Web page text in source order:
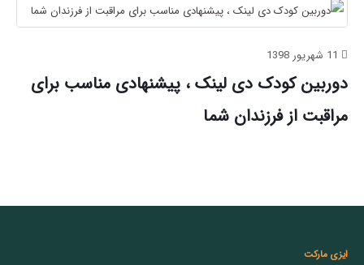
دوربین کودک دی لینک ، پیشنهادی مناسب برای
مراقبت از فرزندان شما
ایزی مارکت